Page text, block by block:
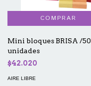
Mini bloques BRISA /50
unidades
$42.020
AIRE LIBRE